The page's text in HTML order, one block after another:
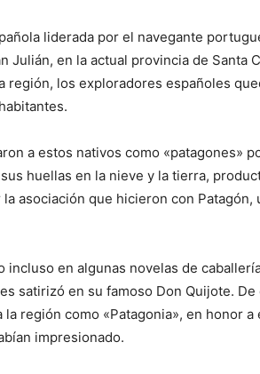
liderada por el navegante
Julián, en la actual provincia de Santa
los exploradores españoles
a estos nativos como «patagones»
huellas en la nieve y la tierra,
asociación que hicieron con Patagón,
incluso en algunas novelas de
satirizó en su famoso Don Quijote. De
región como «Patagonia», en honor a
impresionado.